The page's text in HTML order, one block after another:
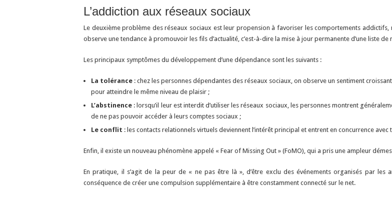
L’addiction aux réseaux sociaux
Le deuxième problème des réseaux sociaux est leur propension à favoriser les comportements
observe une tendance à promouvoir les fils d’actualité, c’est-à-dire la mise à jour permanente d’une liste de
Les principaux symptômes du développement d’une dépendance sont les suivants :
La tolérance : chez les personnes dépendantes des réseaux sociaux, on observe un sentiment
pour atteindre le même niveau de plaisir ;
L’abstinence : lorsqu’il leur est interdit d’utiliser les réseaux sociaux, les personnes montrent
de ne pas pouvoir accéder à leurs comptes sociaux ;
Le conflit : les contacts relationnels virtuels deviennent l’intérêt principal et entrent en concurrence
Enfin, il existe un nouveau phénomène appelé « Fear of Missing Out » (FoMO), qui a pris une ampleur
En pratique, il s’agit de la peur de « ne pas être là », d’être exclu des événements organisés par les
conséquence de créer une compulsion supplémentaire à être constamment connecté sur le net.